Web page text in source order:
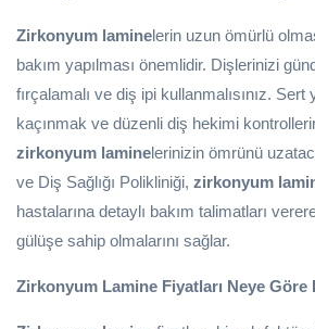
Zirkonyum laminelerin uzun ömürlü
bakım yapılması önemlidir. Dişlerinizi
fırçalamalı ve diş ipi kullanmalısınız.
kaçınmak ve düzenli diş hekimi
zirkonyum laminelerinizin ömrünü
ve Diş Sağlığı Polikliniği, zirkonyum
hastalarına detaylı bakım talimatları
gülüşe sahip olmalarını sağlar.
Zirkonyum Lamine Fiyatları Neye Göre